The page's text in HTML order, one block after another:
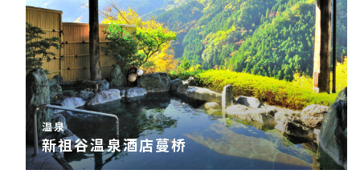
温泉
新祖谷温泉酒店蔓桥